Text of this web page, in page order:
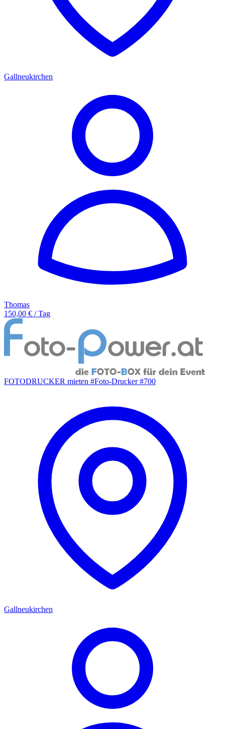
Gallneukirchen
Thomas
150,00 € / Tag
FOTODRUCKER mieten #Foto-Drucker #700
Gallneukirchen